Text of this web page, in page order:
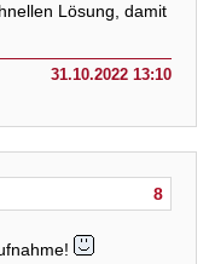
Lösung, damit
31.10.2022 13:10
8